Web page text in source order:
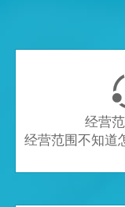
经营
经营范围不知道